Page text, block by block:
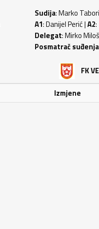
Sudija: Marko
A1: Danijel Perić |A2:
Delegat: Mirko
Posmatrač suđenja
FK
Izmjene